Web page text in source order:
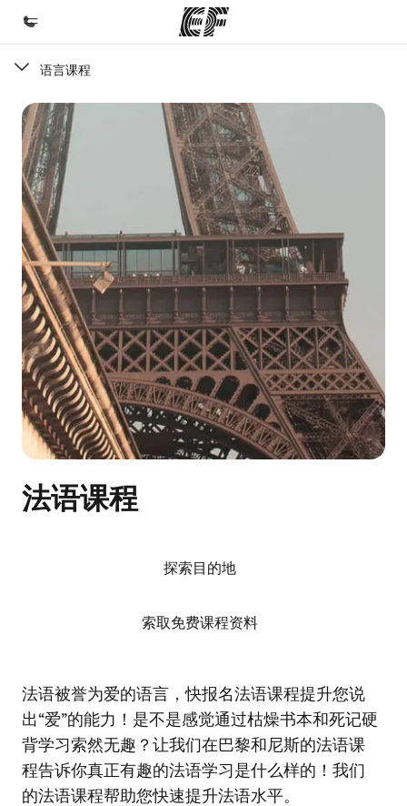
欢迎来到英孚教育
课程
查看所有英孚提供的课程
办公室
查找您附近的办公室
关于我们
企业文化
职业发展
加入我们
语言课程
法语课程
法语被誉为爱的语言，快报名法语课程提升您说
出“爱”的能力！是不是感觉通过枯燥书本和死记硬
背学习索然无趣？让我们在巴黎和尼斯的法语课
程告诉你真正有趣的法语学习是什么样的！我们
的法语课程帮助您快速提升法语水平。
探索目的地
索取免费课程资料